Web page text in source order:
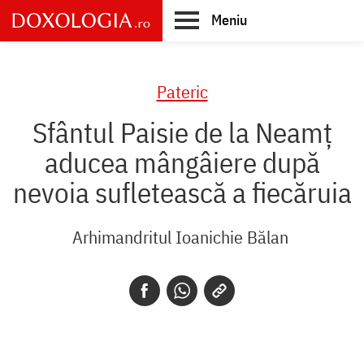
Skip
to
main
Meniu
Pateric
Sfântul Paisie de la Neamț
aducea mângâiere după
nevoia sufletească a fiecăruia
Arhimandritul Ioanichie Bălan